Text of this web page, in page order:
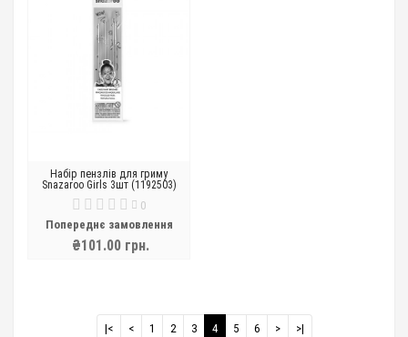
Набір пензлів для гриму
Snazaroo Girls 3шт (1192503)
0
Попереднє замовлення
₴101.00 грн.
|< < 1 2 3 4 5 6 > >|